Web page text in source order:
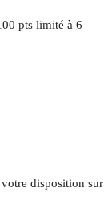
pts limité à 6
disposition sur